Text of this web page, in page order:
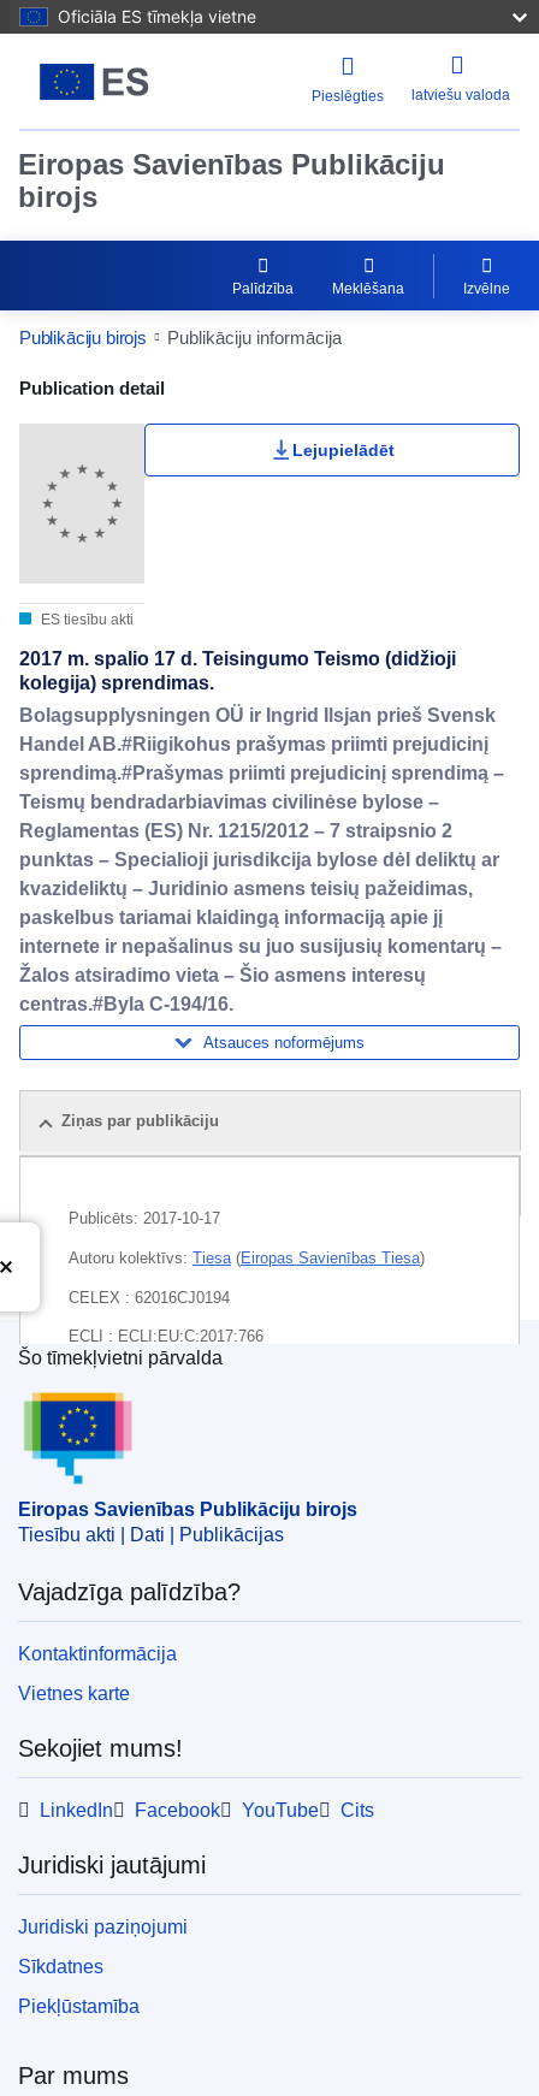
Oficiāla ES tīmekļa vietne
Pieslēgties latviešu valoda
Eiropas Savienības Publikāciju
birojs
Palīdzība Meklēšana Izvēlne
Publikāciju birojs Publikāciju informācija
Publication Detail Actions Portlet
Publication detail
ES tiesību akti
Lejupielādēt
2017 m. spalio 17 d. Teisingumo Teismo (didžioji
kolegija) sprendimas.
Bolagsupplysningen OÜ ir Ingrid Ilsjan prieš Svensk
Handel AB.#Riigikohus prašymas priimti prejudicinį
sprendimą.#Prašymas priimti prejudicinį sprendimą –
Teismų bendradarbiavimas civilinėse bylose –
Reglamentas (ES) Nr. 1215/2012 – 7 straipsnio 2
punktas – Specialioji jurisdikcija bylose dėl deliktų ar
kvazideliktų – Juridinio asmens teisių pažeidimas,
paskelbus tariamai klaidingą informaciją apie jį
internete ir nepašalinus su juo susijusių komentarų –
Žalos atsiradimo vieta – Šio asmens interesų
centras.#Byla C-194/16.
Atsauces noformējums
Ziņas par publikāciju
Publicēts: 2017-10-17
Autoru kolektīvs: Tiesa (Eiropas Savienības Tiesa)
CELEX : 62016CJ0194
ECLI : ECLI:EU:C:2017:766
Eiropas Savienības Publikāciju birojs
Šo tīmekļvietni pārvalda
Eiropas Savienības Publikāciju birojs
Tiesību akti | Dati | Publikācijas
Vajadzīga palīdzība?
Kontaktinformācija
Vietnes karte
Sekojiet mums!
LinkedIn Facebook YouTube Cits
Juridiski jautājumi
Juridiski paziņojumi
Sīkdatnes
Piekļūstamība
Par mums